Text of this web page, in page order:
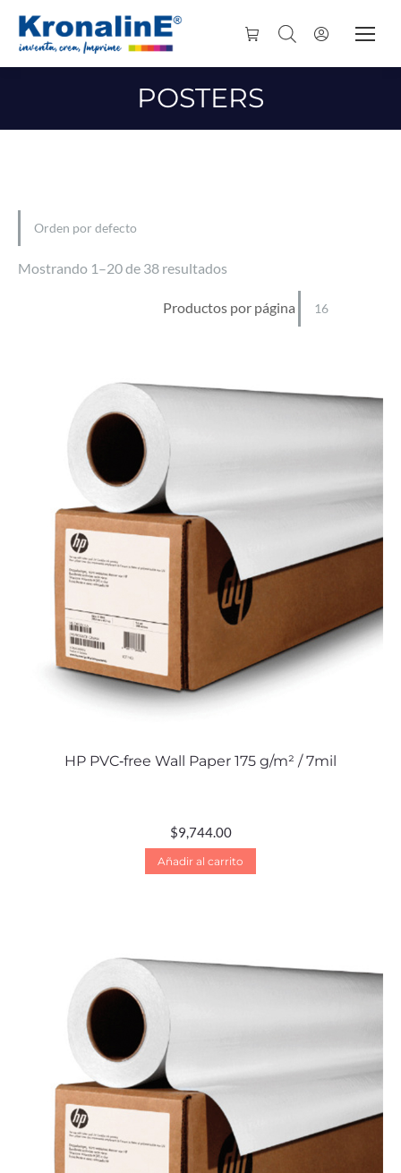
POSTERS
Mostrando 1–20 de 38 resultados
Productos por página
HP PVC‑free Wall Paper 175 g/m² / 7mil
$9,744.00
Añadir al carrito